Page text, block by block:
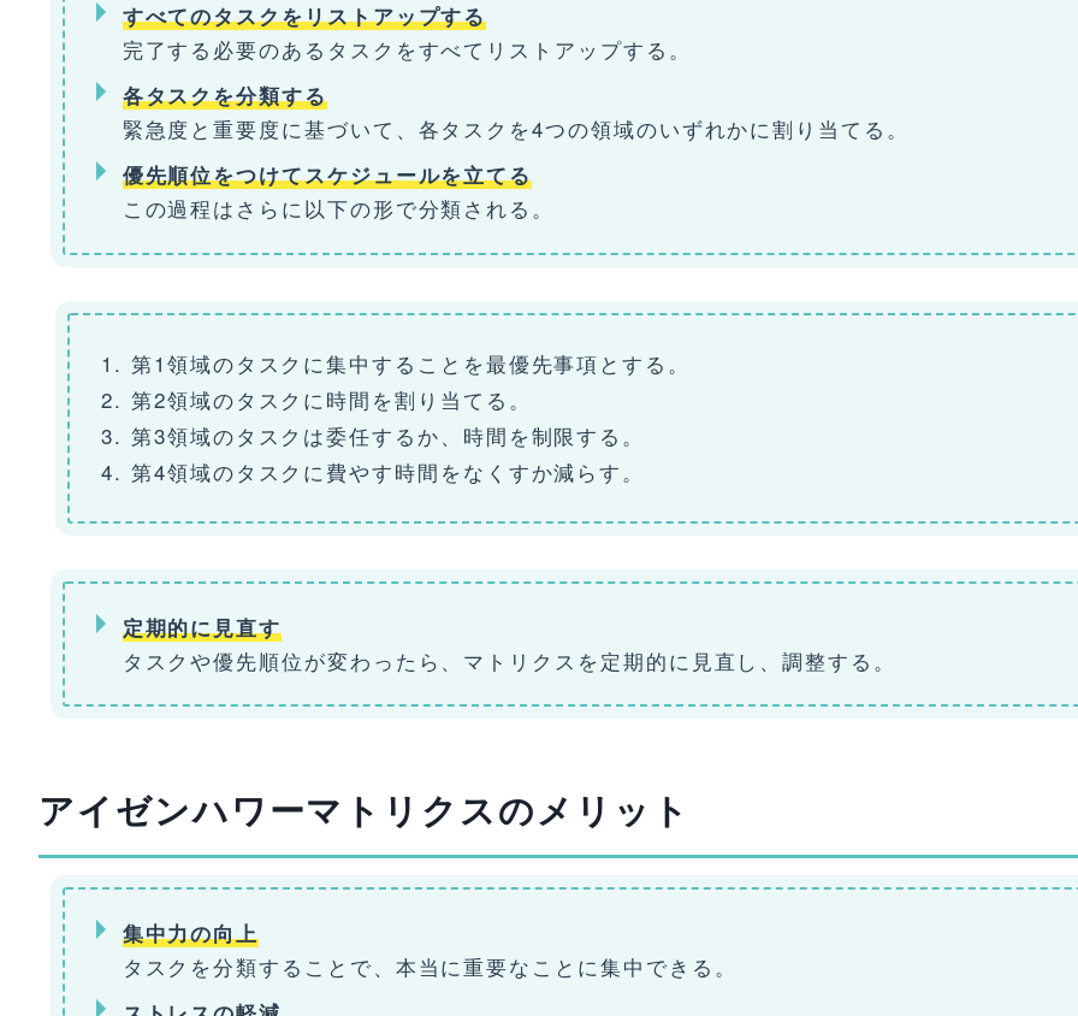
すべてのタスクをリストアップする
完了する必要のあるタスクをすべてリストアップする。
各タスクを分類する
緊急度と重要度に基づいて、各タスクを4つの領域のいずれかに割り当てる。
優先順位をつけてスケジュールを立てる
この過程はさらに以下の形で分類される。
第1領域のタスクに集中することを最優先事項とする。
第2領域のタスクに時間を割り当てる。
第3領域のタスクは委任するか、時間を制限する。
第4領域のタスクに費やす時間をなくすか減らす。
定期的に見直す
タスクや優先順位が変わったら、マトリクスを定期的に見直し、調整する。
アイゼンハワーマトリクスのメリット
集中力の向上
タスクを分類することで、本当に重要なことに集中できる。